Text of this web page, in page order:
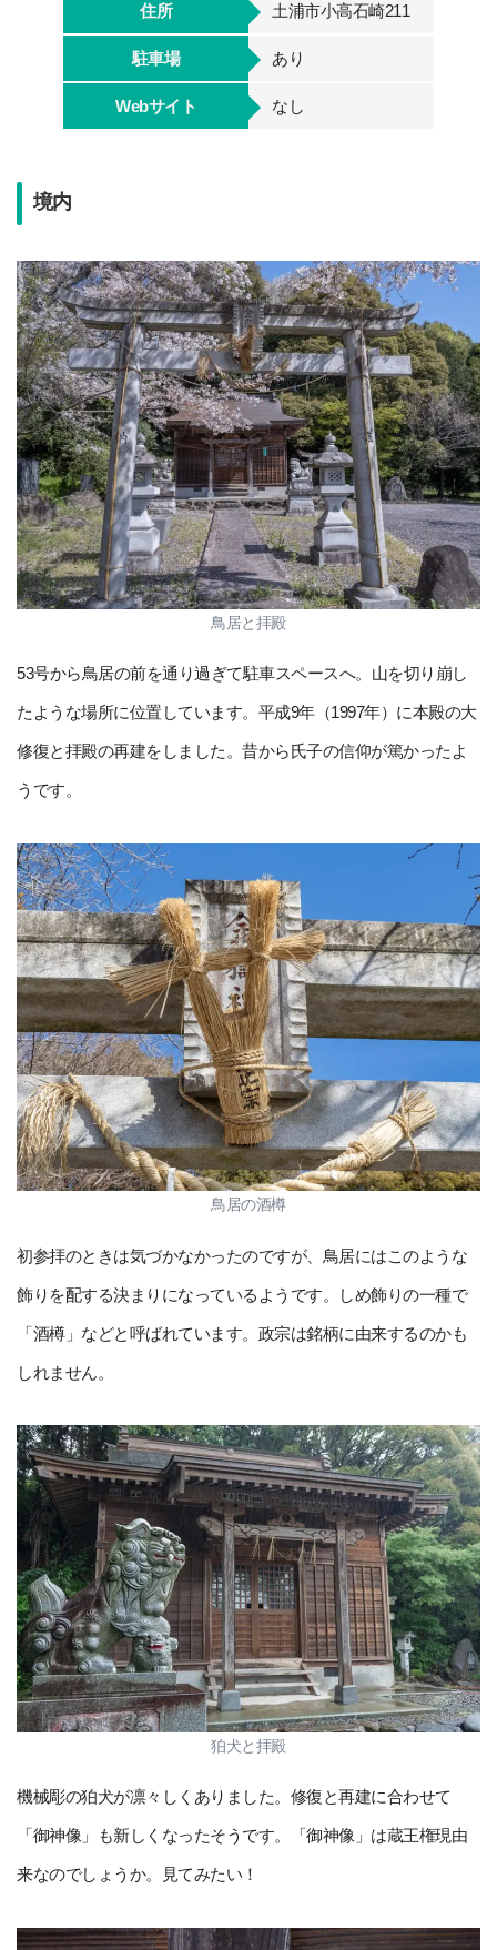
住所 土浦市小高石崎211
駐車場 あり
Webサイト なし
境内
鳥居と拝殿
53号から鳥居の前を通り過ぎて駐車スペースへ。山を切り崩し
たような場所に位置しています。平成9年（1997年）に本殿の大
修復と拝殿の再建をしました。昔から氏子の信仰が篤かったよ
うです。
鳥居の酒樽
初参拝のときは気づかなかったのですが、鳥居にはこのような
飾りを配する決まりになっているようです。しめ飾りの一種で
「酒樽」などと呼ばれています。政宗は銘柄に由来するのかも
しれません。
狛犬と拝殿
機械彫の狛犬が凛々しくありました。修復と再建に合わせて
「御神像」も新しくなったそうです。「御神像」は蔵王権現由
来なのでしょうか。見てみたい！